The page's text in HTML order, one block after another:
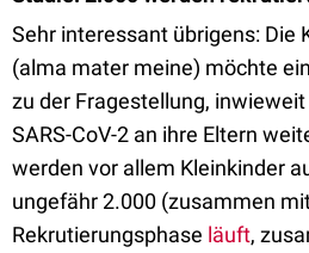
Sehr interessant übrigens: Die
(alma mater meine) möchte
zu der Fragestellung,
SARS-CoV-2 an ihre Eltern
werden vor allem Kleinkinder
ungefähr 2.000 (zusammen
Rekrutierungsphase läuft,